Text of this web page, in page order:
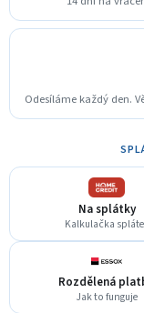
Odesíláme každý den.
Na splátky
Kalkulačka
Rozdělená
Jak to funguje